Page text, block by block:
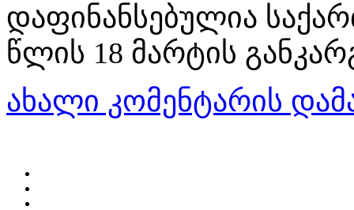
დაფინანსებულია
წლის 18 მარტის
ახალი კომენტარის